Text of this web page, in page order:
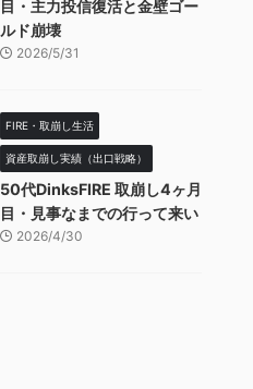
目・主力投信復活と金壁ゴー
ルド崩壊
2026/5/31
FIRE・取崩し生活
資産取崩し実績（出口戦略）
50代DinksFIRE 取崩し4ヶ月
目・見事なまでの行って来い
2026/4/30